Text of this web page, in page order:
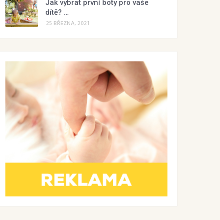
Jak vybrat první boty pro vaše
dítě? …
25 BŘEZNA, 2021